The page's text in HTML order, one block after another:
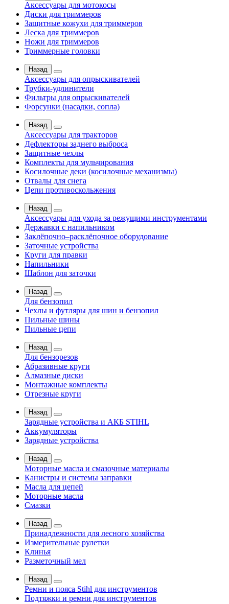
Аксессуары для мотокосы
Диски для триммеров
Защитные кожухи для триммеров
Леска для триммеров
Ножи для триммеров
Триммерные головки
Назад
Аксессуары для опрыскивателей
Трубки-удлинители
Фильтры для опрыскивателей
Форсунки (насадки, сопла)
Назад
Аксессуары для тракторов
Дефлекторы заднего выброса
Защитные чехлы
Комплекты для мульчирования
Косилочные деки (косилочные механизмы)
Отвалы для снега
Цепи противоскольжения
Назад
Аксессуары для ухода за режущими инструментами
Державки с напильником
Заклёпочно–расклёпочное оборудование
Заточные устройства
Круги для правки
Напильники
Шаблон для заточки
Назад
Для бензопил
Чехлы и футляры для шин и бензопил
Пильные шины
Пильные цепи
Назад
Для бензорезов
Абразивные круги
Алмазные диски
Монтажные комплекты
Отрезные круги
Назад
Зарядные устройства и АКБ STIHL
Аккумуляторы
Зарядные устройства
Назад
Моторные масла и смазочные материалы
Канистры и системы заправки
Масла для цепей
Моторные масла
Смазки
Назад
Принадлежности для лесного хозяйства
Измерительные рулетки
Клинья
Разметочный мел
Назад
Ремни и пояса Stihl для инструментов
Подтяжки и ремни для инструментов